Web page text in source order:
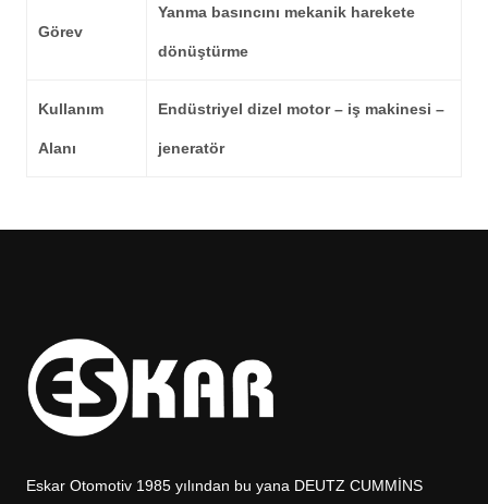
Görev
Yanma basıncını mekanik harekete
dönüştürme
Kullanım
Alanı
Endüstriyel dizel motor – iş makinesi –
jeneratör
Eskar Otomotiv 1985 yılından bu yana DEUTZ CUMMİNS